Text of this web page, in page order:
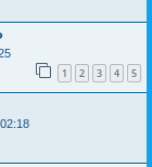
1 2 3 4 5